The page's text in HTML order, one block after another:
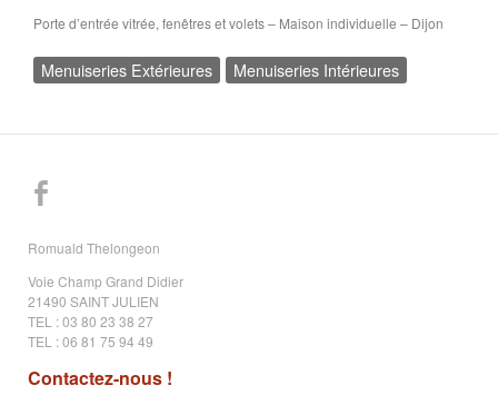
Porte d’entrée vitrée, fenêtres et volets – Maison individuelle – Dijon
Menuiseries Extérieures Menuiseries Intérieures
Romuald Thelongeon
Voie Champ Grand Didier
21490 SAINT JULIEN
TEL : 03 80 23 38 27
TEL : 06 81 75 94 49
Contactez-nous !